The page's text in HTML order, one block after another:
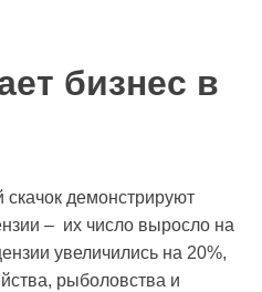
бизнес в
демонстрируют
– их число выросло на
увеличились на 20%,
рыболовства и